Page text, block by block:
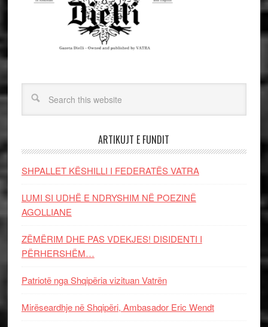
ARTIKUJT E FUNDIT
SHPALLET KËSHILLI I FEDERATËS VATRA
LUMI SI UDHË E NDRYSHIM NË POEZINË
AGOLLIANE
ZËMËRIM DHE PAS VDEKJES! DISIDENTI I
PËRHERSHËM…
Patriotë nga Shqipëria vizituan Vatrën
Mirëseardhje në Shqipëri, Ambasador Eric Wendt